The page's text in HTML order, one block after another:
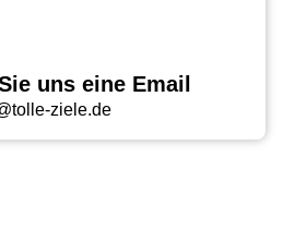
uns eine Email
ziele.de